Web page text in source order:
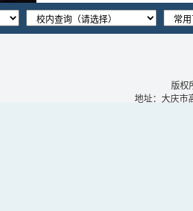
版权
地址：大庆市